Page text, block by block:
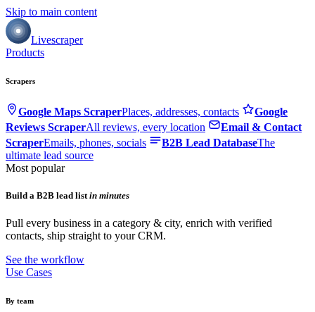
Skip to main content
Livescraper
Products
Scrapers
Google Maps ScraperPlaces, addresses, contacts
Google
Reviews ScraperAll reviews, every location
Email & Contact
ScraperEmails, phones, socials B2B Lead DatabaseThe
ultimate lead source
Most popular
Build a B2B lead listin minutes
Pull every business in a category & city, enrich with verified
contacts, ship straight to your CRM.
See the workflow
Use Cases
By team